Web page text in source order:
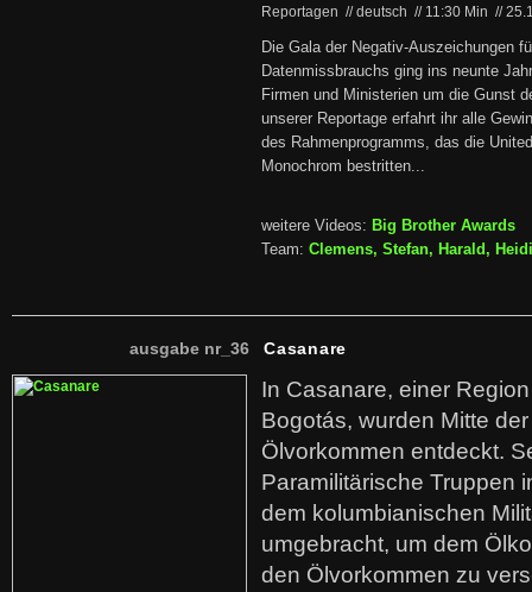
Reportagen // deutsch // 11:30 Min //
Die Gala der Negativ-Auszeichungen
Datenmissbrauchs ging ins neunte
Firmen und Ministerien um die Gunst
unserer Reportage erfahrt ihr alle
des Rahmenprogramms, das die
Monochrom bestritten...
weitere Videos: Big Brother Awards
Team: Clemens, Stefan, Harald,
ausgabe nr_36 Casanare
In Casanare, einer
Bogotás, wurden Mitte
Ölvorkommen entdeckt.
Paramilitärische Truppen
dem kolumbianischen
umgebracht, um dem
den Ölvorkommen zu